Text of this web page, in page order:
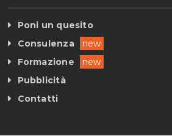
Poni un quesito
Consulenza
new
Formazione
new
Pubblicità
Contatti